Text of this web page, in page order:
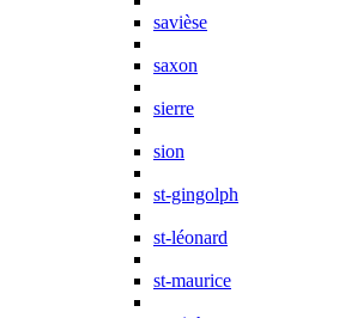
savièse
saxon
sierre
sion
st-gingolph
st-léonard
st-maurice